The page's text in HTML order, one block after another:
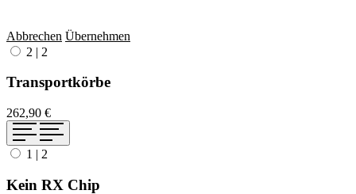
Abbrechen Übernehmen
2 | 2
Transportkörbe
262,90 €
1 | 2
Kein RX Chip